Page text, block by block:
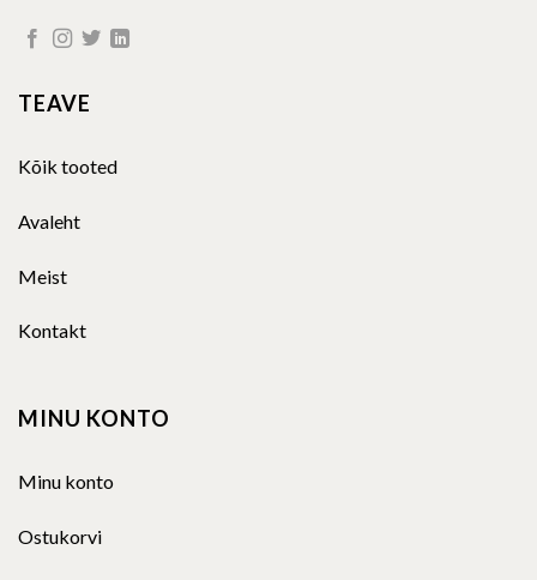
TEAVE
Kõik tooted
Avaleht
Meist
Kontakt
MINU KONTO
Minu konto
Ostukorvi